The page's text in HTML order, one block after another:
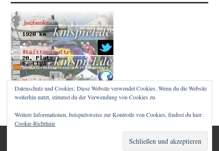
© 2026 RUNNINGMZ. ALLE RECHTE VORBEHALTEN.
VON ATHEMES
Datenschutz und Cookies: Diese Website verwendet Cookies. Wenn du die Website
weiterhin nutzt, stimmst du der Verwendung von Cookies zu.
Weitere Informationen, beispielsweise zur Kontrolle von Cookies, findest du hier:
Cookie-Richtlinie